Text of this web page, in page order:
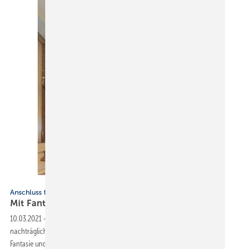
Anschluss für Geschirrspüler?
Mit Fantasie und
10.03.2021 -
nachträglich eine Geschirrspülmaschine angeschlossen werden. Mit
Fantasie und Schweißdraht hat der Handwerker eine eigene